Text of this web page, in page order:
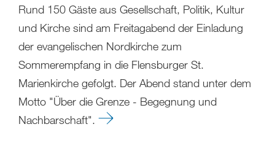
Rund 150 Gäste aus Gesellschaft, Politik, Kultur
und Kirche sind am Freitagabend der Einladung
der evangelischen Nordkirche zum
Sommerempfang in die Flensburger St.
Marienkirche gefolgt. Der Abend stand unter dem
Motto "Über die Grenze - Begegnung und
Nachbarschaft".